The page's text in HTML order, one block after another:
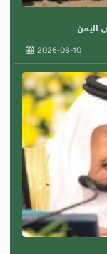
اليمن
2026-08-10